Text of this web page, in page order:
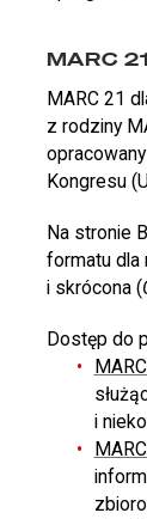
MARC 21
MARC 21
z rodziny
Kongresu
Na stronie
formatu dla
i skrócona (
Dostęp do
i